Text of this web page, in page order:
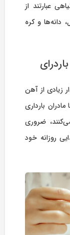
عبارتند از
دانه‌ها و کره
زیادی از آهن
بارداری
ضروری
روزانه خود